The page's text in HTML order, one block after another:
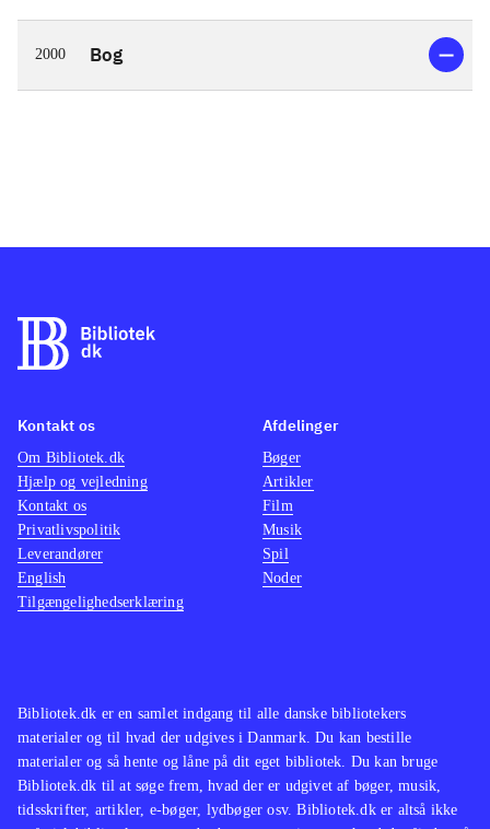
2000 Bog
Bibliotek.dk er en samlet indgang til alle danske bibliotekers
materialer og til hvad der udgives i Danmark. Du kan bestille
materialer og så hente og låne på dit eget bibliotek. Du kan bruge
Bibliotek.dk til at søge frem, hvad der er udgivet af bøger, musik,
tidsskrifter, artikler, e-bøger, lydbøger osv. Bibliotek.dk er altså ikke
Kontakt os
Om Bibliotek.dk
Hjælp og vejledning
Kontakt os
Privatlivspolitik
Leverandører
English
Tilgængelighedserklæring
Afdelinger
Bøger
Artikler
Film
Musik
Spil
Noder